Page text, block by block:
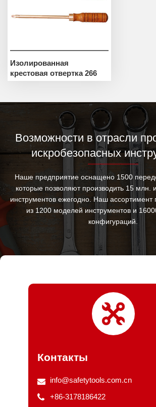
Изолированная
крестовая отвертка 266
Возможности в отрасли
искробезопасных
Наше предприятие оснащено 1500
которые позволяют производить 15 млн.
инструментов ежегодно. Наш ассортимент
из 1200 моделей инструментов и
конфигураций.
Контакты
info@safetytools.com.cn
+86-3178186422